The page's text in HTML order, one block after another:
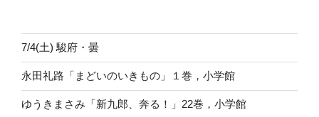
ン
7/4(土) 駿府・曇
永田礼路「まどいのいきもの」１巻，小学館
ゆうきまさみ「新九郎、奔る！」22巻，小学館